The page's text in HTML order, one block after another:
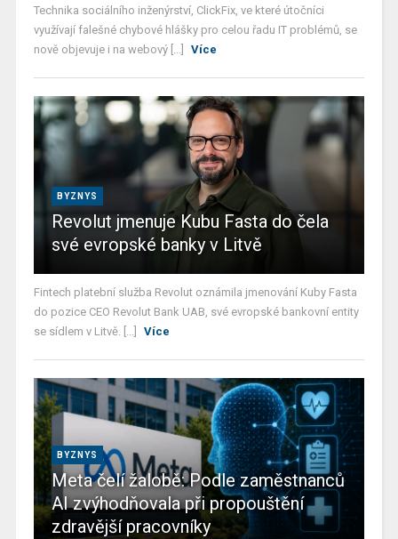
Technika sociálního inženýrství, ClickFix, ve které útočníci
využívají falešné chybové hlášky pro celou řadu IT problémů, se
nově objevuje i na webový [...]
Více
BYZNYS
Revolut jmenuje Kubu Fasta do čela
své evropské banky v Litvě
Fintech platební služba Revolut oznámila jmenování Kuby Fasta
do pozice CEO Revolut Bank UAB, své evropské bankovní entity
se sídlem v Litvě. [...]
Více
BYZNYS
Meta čelí žalobě: Podle zaměstnanců
AI zvýhodňovala při propouštění
zdravější pracovníky